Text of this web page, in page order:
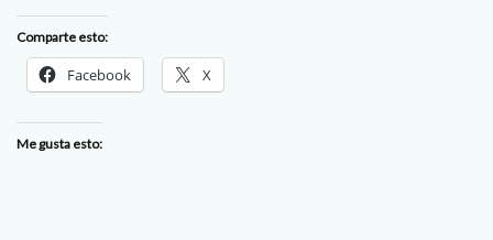
Comparte esto:
Facebook X
Me gusta esto: